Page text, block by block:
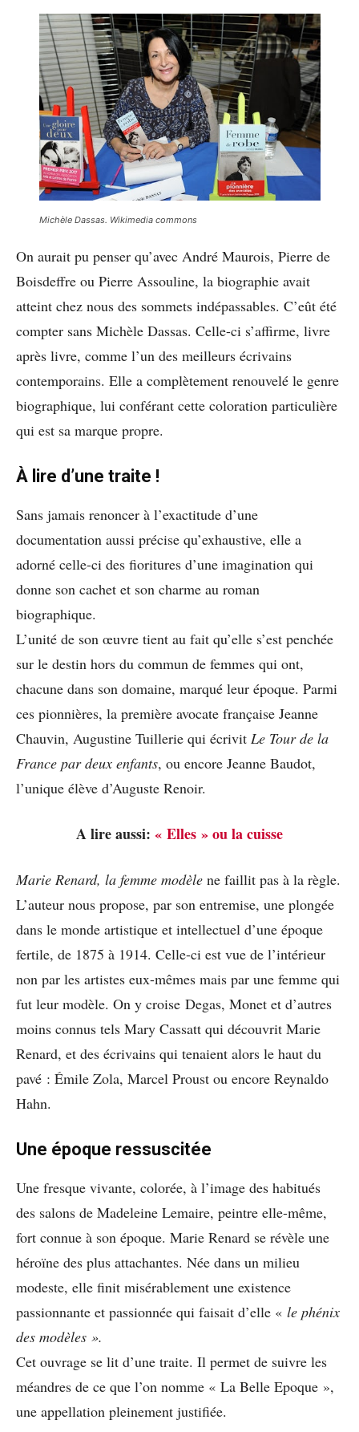
Michèle Dassas. Wikimedia commons
On aurait pu penser qu’avec André Maurois, Pierre de
Boisdeffre ou Pierre Assouline, la biographie avait
atteint chez nous des sommets indépassables. C’eût été
compter sans Michèle Dassas. Celle-ci s’affirme, livre
après livre, comme l’un des meilleurs écrivains
contemporains. Elle a complètement renouvelé le genre
biographique, lui conférant cette coloration particulière
qui est sa marque propre.
À lire d’une traite !
Sans jamais renoncer à l’exactitude d’une
documentation aussi précise qu’exhaustive, elle a
adorné celle-ci des fioritures d’une imagination qui
donne son cachet et son charme au roman
biographique.
L’unité de son œuvre tient au fait qu’elle s’est penchée
sur le destin hors du commun de femmes qui ont,
chacune dans son domaine, marqué leur époque. Parmi
ces pionnières, la première avocate française Jeanne
Chauvin, Augustine Tuillerie qui écrivit Le Tour de la
France par deux enfants, ou encore Jeanne Baudot,
l’unique élève d’Auguste Renoir.
A lire aussi: « Elles » ou la cuisse
Marie Renard, la femme modèle ne faillit pas à la règle.
L’auteur nous propose, par son entremise, une plongée
dans le monde artistique et intellectuel d’une époque
fertile, de 1875 à 1914. Celle-ci est vue de l’intérieur
non par les artistes eux-mêmes mais par une femme qui
fut leur modèle. On y croise Degas, Monet et d’autres
moins connus tels Mary Cassatt qui découvrit Marie
Renard, et des écrivains qui tenaient alors le haut du
pavé : Émile Zola, Marcel Proust ou encore Reynaldo
Hahn.
Une époque ressuscitée
Une fresque vivante, colorée, à l’image des habitués
des salons de Madeleine Lemaire, peintre elle-même,
fort connue à son époque. Marie Renard se révèle une
héroïne des plus attachantes. Née dans un milieu
modeste, elle finit misérablement une existence
passionnante et passionnée qui faisait d’elle « le phénix
des modèles ».
Cet ouvrage se lit d’une traite. Il permet de suivre les
méandres de ce que l’on nomme « La Belle Epoque »,
une appellation pleinement justifiée.